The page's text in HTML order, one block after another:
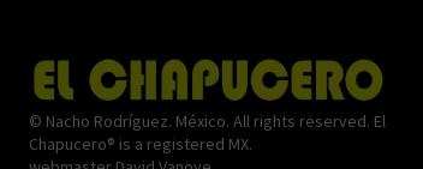
© Nacho Rodríguez. México. All rights reserved. El
Chapucero® is a registered MX.